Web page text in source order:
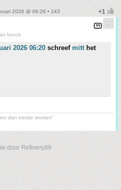
2026 @ 06:26 • 243
knock
2026 06:20 schreef mitthet
dan eerste worden"
door Refinery89